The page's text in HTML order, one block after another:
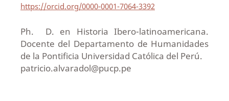
https://orcid.org/0000-0001-7064-3392
Ph. D. en Historia Ibero-latinoamericana.
Docente del Departamento de Humanidades
de la Pontificia Universidad Católica del Perú.
patricio.alvaradol@pucp.pe